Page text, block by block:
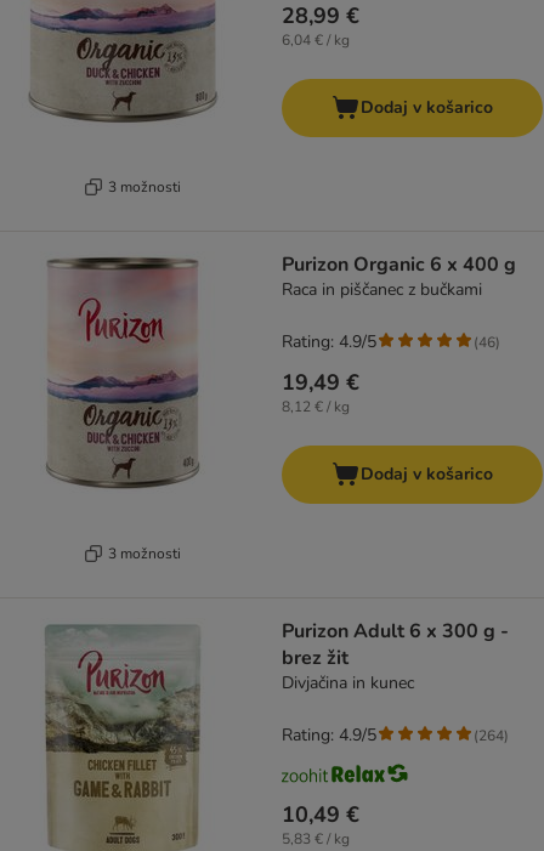
3 možnosti
28,99 €
6,04 € / kg
Dodaj v košarico
3 možnosti
Purizon Organic 6 x 400 g
Raca in piščanec z bučkami
19,49 €
8,12 € / kg
Rating: 4.9/5 (46)
Dodaj v košarico
Purizon Adult 6 x 300 g -
brez žit
Divjačina in kunec
10,49 €
5,83 € / kg
Rating: 4.9/5 (264)